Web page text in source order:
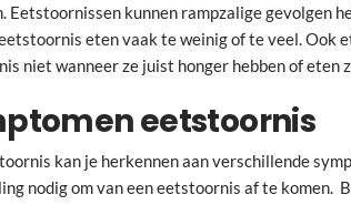
Eetstoornissen kunnen rampzalige gevolgen
eten vaak te weinig of te veel. Ook
niet wanneer ze juist honger hebben of eten
eetstoornis
kan je herkennen aan verschillende
nodig om van een eetstoornis af te komen.